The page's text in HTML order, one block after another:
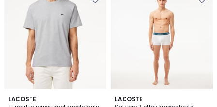
LACOSTE
5
5
LACOSTE
4.5